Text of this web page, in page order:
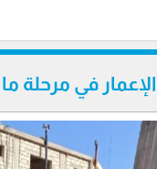
في مرحلة